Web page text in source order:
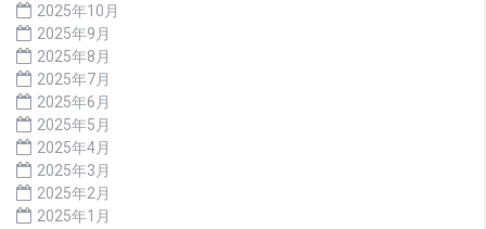
2025年10月
2025年9月
2025年8月
2025年7月
2025年6月
2025年5月
2025年4月
2025年3月
2025年2月
2025年1月